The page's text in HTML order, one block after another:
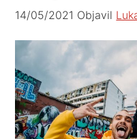
14/05/2021 Objavil